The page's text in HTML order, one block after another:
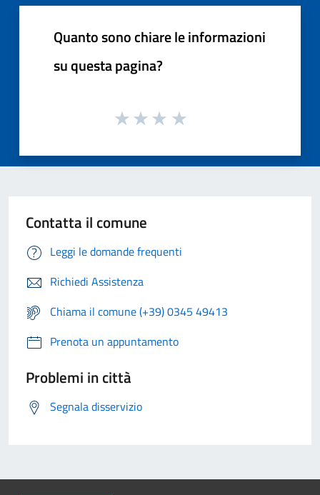
Quanto sono chiare le informazioni
su questa pagina?
Contatta il comune
Leggi le domande frequenti
Richiedi Assistenza
Chiama il comune (+39) 0345 49413
Prenota un appuntamento
Problemi in città
Segnala disservizio